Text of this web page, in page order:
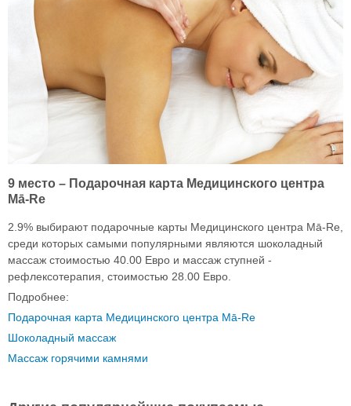
9 место – Подарочная карта Медицинского центра
Mā-Re
2.9% выбирают подарочные карты Медицинского центра Mā-Re,
среди которых самыми популярными являются шоколадный
массаж стоимостью 40.00 Евро и массаж ступней -
рефлексотерапия, стоимостью 28.00 Евро.
Подробнее:
Подарочная карта Медицинского центра Mā-Re
Шоколадный массаж
Массаж горячими камнями